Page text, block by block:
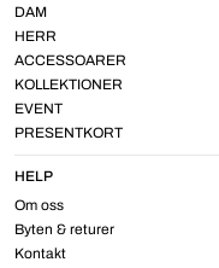
DAM
HERR
ACCESSOARER
KOLLEKTIONER
EVENT
PRESENTKORT
HELP
Om oss
Byten & returer
Kontakt